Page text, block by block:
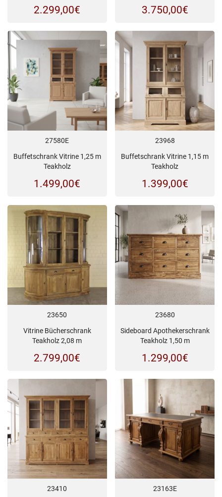
2.299,00€ 3.750,00€
27580E
Buffetschrank Vitrine 1,25 m
Teakholz
1.499,00€
23968
Buffetschrank Vitrine 1,15 m
Teakholz
1.399,00€
23650
Vitrine Bücherschrank
Teakholz 2,08 m
2.799,00€
23680
Sideboard Apothekerschrank
Teakholz 1,50 m
1.299,00€
23410 23163E